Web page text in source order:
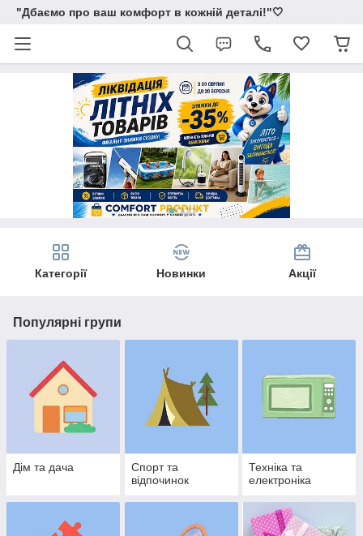
"Дбаємо про ваш комфорт в кожній деталі!"🤍
Категорії Новинки Акції
Популярні групи
Дім та дача
Спорт та
відпочинок
Техніка та
електроніка